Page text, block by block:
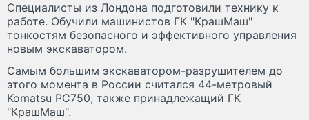
Специалисты из Лондона подготовили технику к
работе. Обучили машинистов ГК "КрашМаш"
тонкостям безопасного и эффективного управления
новым экскаватором.
Самым большим экскаватором-разрушителем до
этого момента в России считался 44-метровый
Komatsu PC750, также принадлежащий ГК
"КрашМаш".